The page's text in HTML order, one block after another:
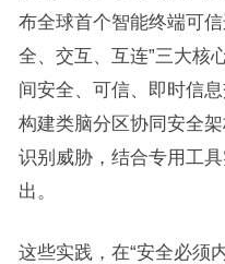
布全球首个智能终端可
全、交互、互连”三大核
间安全、可信、即时信
构建类脑分区协同安全
识别威胁，结合专用工
出。
这些实践，在“安全必须